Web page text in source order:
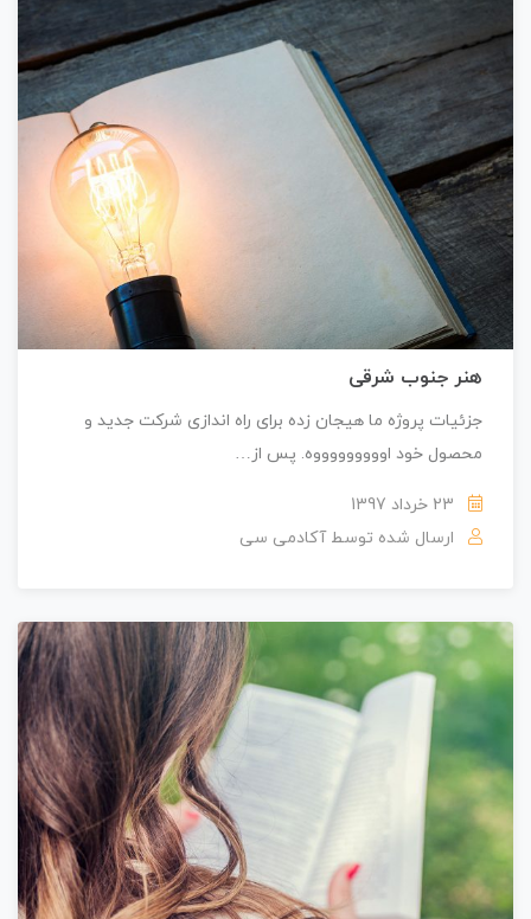
هنر جنوب شرقی
جزئیات پروژه ما هیجان زده برای راه اندازی شرکت جدید و
محصول خود اوووووووووه. پس از…
23 خرداد 1397
ارسال شده توسط آکادمی سی